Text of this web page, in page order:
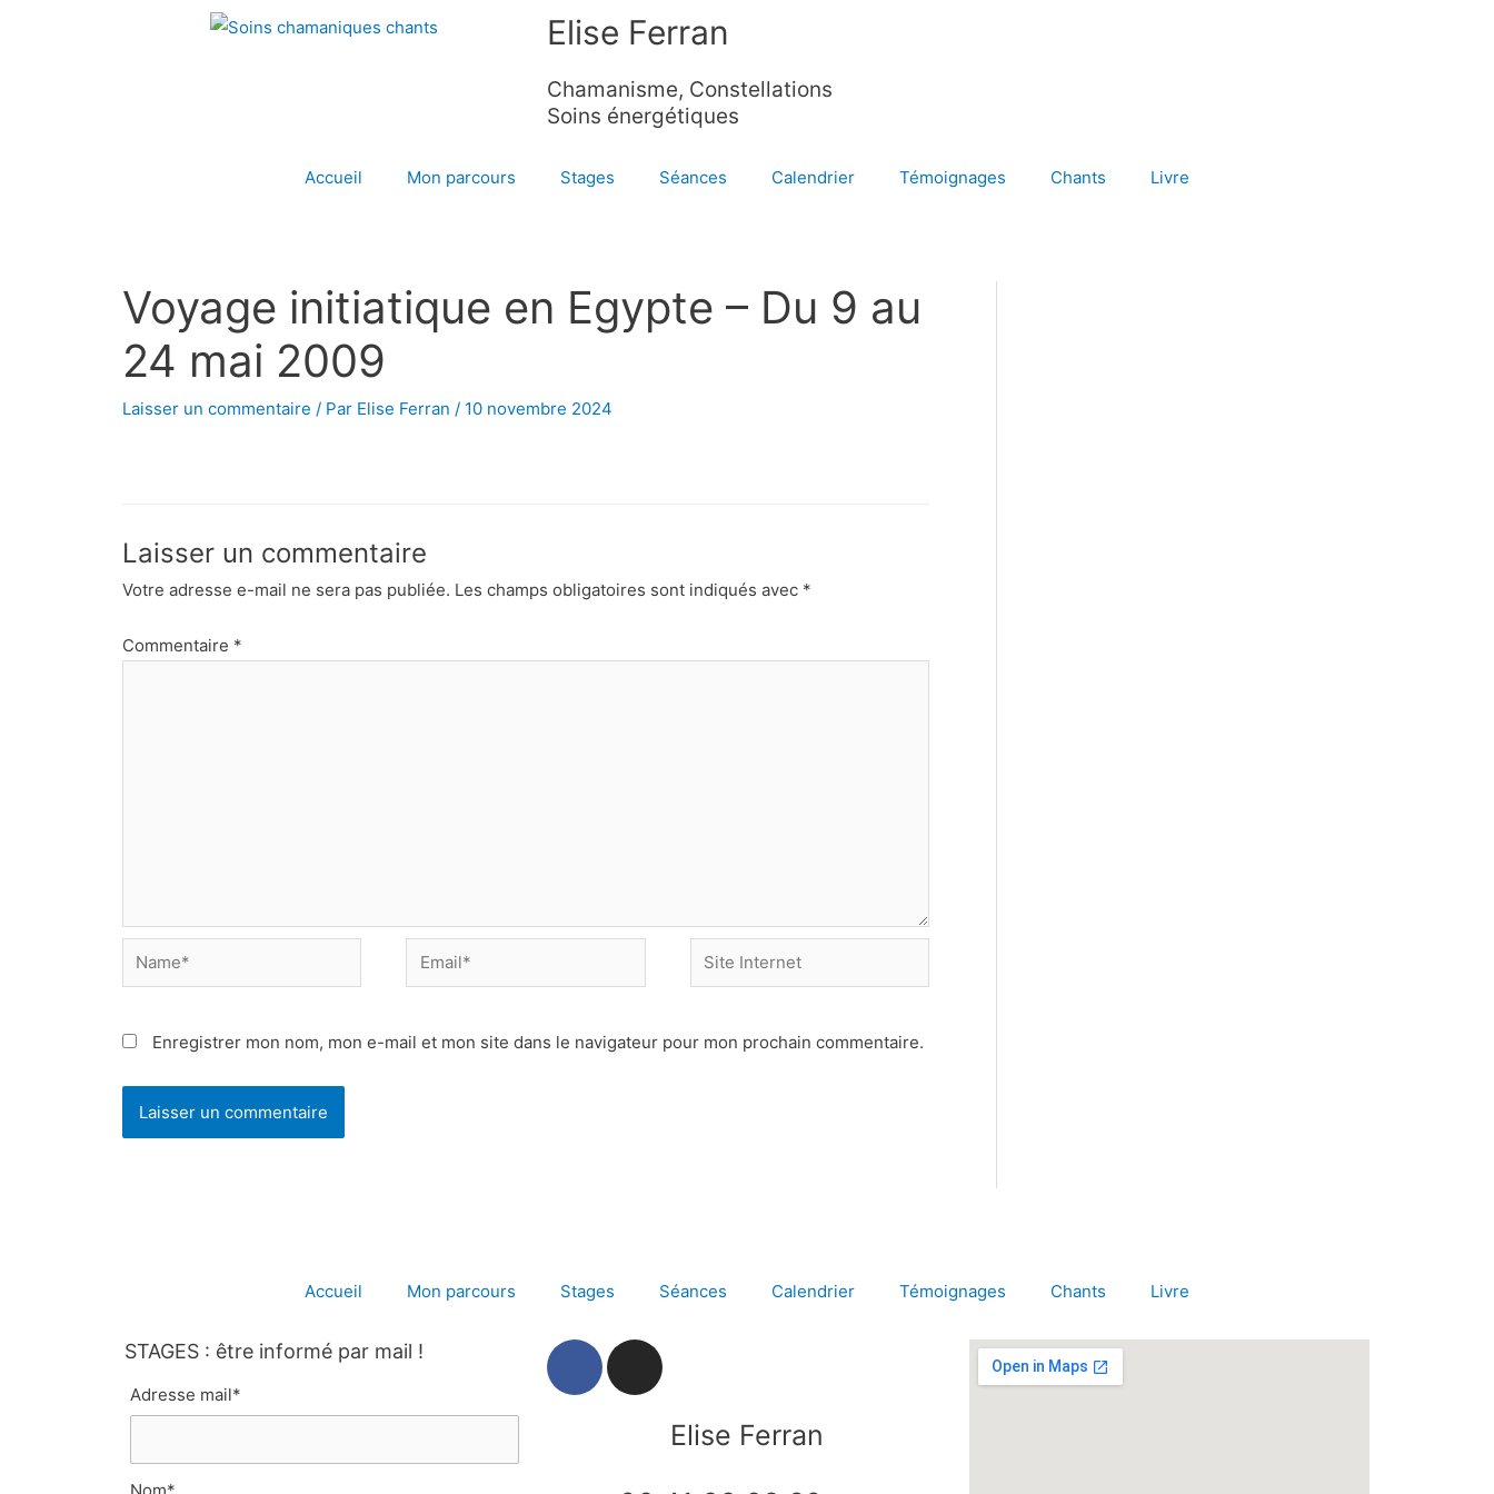
Elise Ferran
Chamanisme, Constellations
Soins énergétiques
Accueil Mon parcours Stages Séances Calendrier Témoignages Chants Livre
Voyage initiatique en Egypte – Du 9 au
24 mai 2009
Laisser un commentaire / Par Elise Ferran / 10 novembre 2024
Laisser un commentaire
Votre adresse e-mail ne sera pas publiée. Les champs obligatoires sont indiqués avec *
Commentaire *
Name* Email*
Site
Internet
Enregistrer mon nom, mon e-mail et mon site dans le navigateur pour mon prochain commentaire.
Accueil Mon parcours Stages Séances Calendrier Témoignages Chants Livre
STAGES : être informé par mail !
Adresse mail*
Nom*
F
I
Elise Ferran